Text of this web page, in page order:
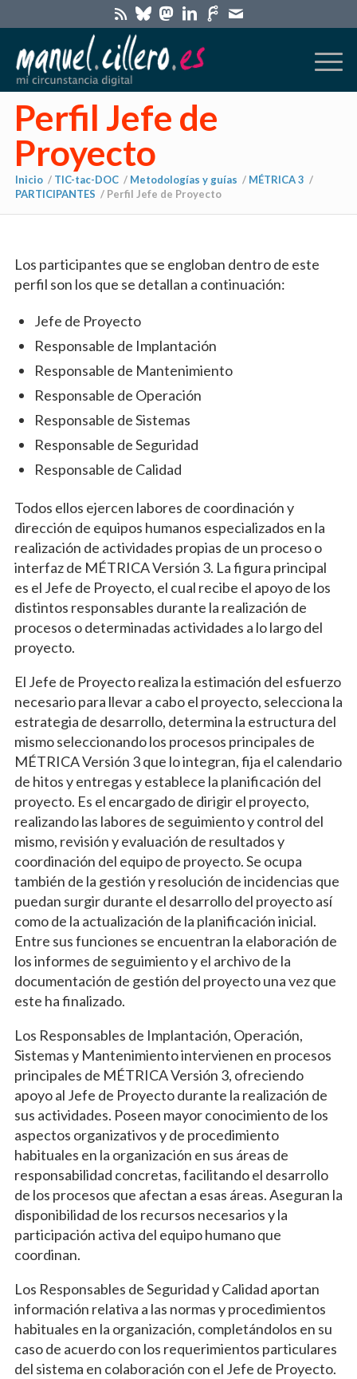
Perfil Jefe de
Proyecto
Inicio / TIC-tac-DOC / Metodologías y guías / MÉTRICA 3 /
PARTICIPANTES / Perfil Jefe de Proyecto
Los participantes que se engloban dentro de este
perfil son los que se detallan a continuación:
Jefe de Proyecto
Responsable de Implantación
Responsable de Mantenimiento
Responsable de Operación
Responsable de Sistemas
Responsable de Seguridad
Responsable de Calidad
Todos ellos ejercen labores de coordinación y
dirección de equipos humanos especializados en la
realización de actividades propias de un proceso o
interfaz de MÉTRICA Versión 3. La figura principal
es el Jefe de Proyecto, el cual recibe el apoyo de los
distintos responsables durante la realización de
procesos o determinadas actividades a lo largo del
proyecto.
El Jefe de Proyecto realiza la estimación del esfuerzo
necesario para llevar a cabo el proyecto, selecciona la
estrategia de desarrollo, determina la estructura del
mismo seleccionando los procesos principales de
MÉTRICA Versión 3 que lo integran, fija el calendario
de hitos y entregas y establece la planificación del
proyecto. Es el encargado de dirigir el proyecto,
realizando las labores de seguimiento y control del
mismo, revisión y evaluación de resultados y
coordinación del equipo de proyecto. Se ocupa
también de la gestión y resolución de incidencias que
puedan surgir durante el desarrollo del proyecto así
como de la actualización de la planificación inicial.
Entre sus funciones se encuentran la elaboración de
los informes de seguimiento y el archivo de la
documentación de gestión del proyecto una vez que
este ha finalizado.
Los Responsables de Implantación, Operación,
Sistemas y Mantenimiento intervienen en procesos
principales de MÉTRICA Versión 3, ofreciendo
apoyo al Jefe de Proyecto durante la realización de
sus actividades. Poseen mayor conocimiento de los
aspectos organizativos y de procedimiento
habituales en la organización en sus áreas de
responsabilidad concretas, facilitando el desarrollo
de los procesos que afectan a esas áreas. Aseguran la
disponibilidad de los recursos necesarios y la
participación activa del equipo humano que
coordinan.
Los Responsables de Seguridad y Calidad aportan
información relativa a las normas y procedimientos
habituales en la organización, completándolos en su
caso de acuerdo con los requerimientos particulares
del sistema en colaboración con el Jefe de Proyecto.